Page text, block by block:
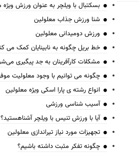
بسکتبال با ویلچر به عنوان ورزش ویژه
شنا ورزش جذاب معلولین
ورزش دومیدانی معلولین
خط بریل چگونه به نابینایان کمک می
مشکلات کارآفرینان به جد پیگیری
چگونه می توانیم با وجود معلولیت
انواع رشته ی پارا اسکی ویژه معلولین
آسیب شناسی ورزشی
آیا با ورزش تنیس با ویلچر آشناهستید؟
تجهیزات مورد نیاز تیراندازی معلولین
چگونه تفکر مثبت داشته باشیم؟